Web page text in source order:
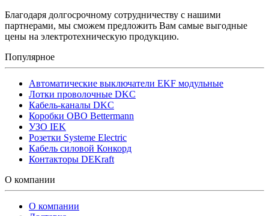
Благодаря долгосрочному сотрудничеству с нашими
партнерами, мы сможем предложить Вам самые выгодные
цены на электротехническую продукцию.
Популярное
Автоматические выключатели EKF модульные
Лотки проволочные DKC
Кабель-каналы DKC
Коробки OBO Bettermann
УЗО IEK
Розетки Systeme Electric
Кабель силовой Конкорд
Контакторы DEKraft
О компании
О компании